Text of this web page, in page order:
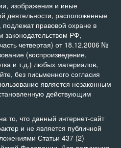
изображения и иные
деятельности, расположенные
правовой охране в
законодательством РФ,
четвертая) от 18.12.2006 №
(воспроизведение,
и т.д.) любых материалов,
без письменного согласия
является незаконным
действующим
что данный интернет-сайт
и не является публичной
Статьи 437 (2)